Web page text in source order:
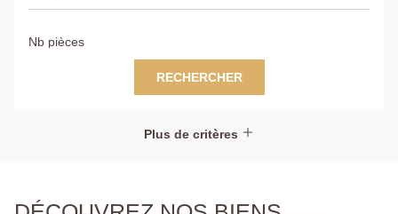
RECHERCHER
Plus de critères